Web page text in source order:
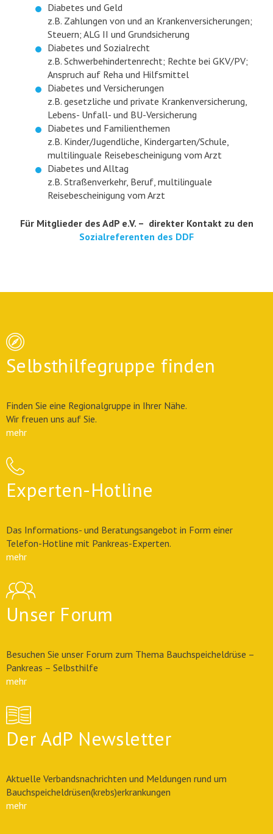
Diabetes und Geld
z.B. Zahlungen von und an Krankenversicherungen;
Steuern; ALG II und Grundsicherung
Diabetes und Sozialrecht
z.B. Schwerbehindertenrecht; Rechte bei GKV/PV;
Anspruch auf Reha und Hilfsmittel
Diabetes und Versicherungen
z.B. gesetzliche und private Krankenversicherung,
Lebens- Unfall- und BU-Versicherung
Diabetes und Familienthemen
z.B. Kinder/Jugendliche, Kindergarten/Schule,
multilinguale Reisebescheinigung vom Arzt
Diabetes und Alltag
z.B. Straßenverkehr, Beruf, multilinguale
Reisebescheinigung vom Arzt
Für Mitglieder des AdP e.V. – direkter Kontakt zu den
Sozialreferenten des DDF
Selbsthilfegruppe finden
Finden Sie eine Regionalgruppe in Ihrer Nähe.
Wir freuen uns auf Sie.
mehr
Experten-Hotline
Das Informations- und Beratungsangebot in Form einer
Telefon-Hotline mit Pankreas-Experten.
mehr
Unser Forum
Besuchen Sie unser Forum zum Thema Bauchspeicheldrüse –
Pankreas – Selbsthilfe
mehr
Der AdP Newsletter
Aktuelle Verbandsnachrichten und Meldungen rund um
Bauchspeicheldrüsen(krebs)erkrankungen
mehr